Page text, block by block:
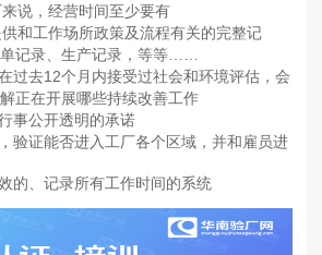
说，经营时间至少要有
工作场所政策及流程有关的完整记
记录、生产记录，等等……
去12个月内接受过社会和环境评估，会
正在开展哪些持续改善工作
公开透明的承诺
证能否进入工厂各个区域，并和雇员进
、记录所有工作时间的系统